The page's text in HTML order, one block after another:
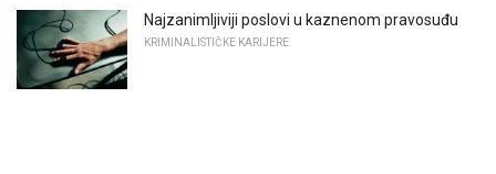
Najzanimljiviji poslovi u kaznenom pravosuđu
KRIMINALISTIČKE KARIJERE